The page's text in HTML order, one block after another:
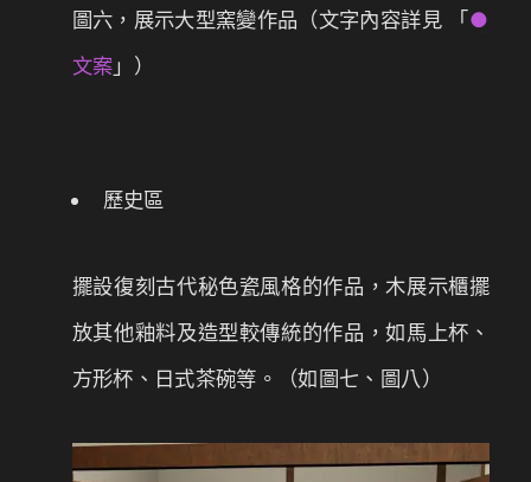
圖六，展示大型窯變作品（文字內容詳見 「●
文案」）
歷史區
擺設復刻古代秘色瓷風格的作品，木展示櫃擺
放其他釉料及造型較傳統的作品，如馬上杯、
方形杯、日式茶碗等。（如圖七、圖八）